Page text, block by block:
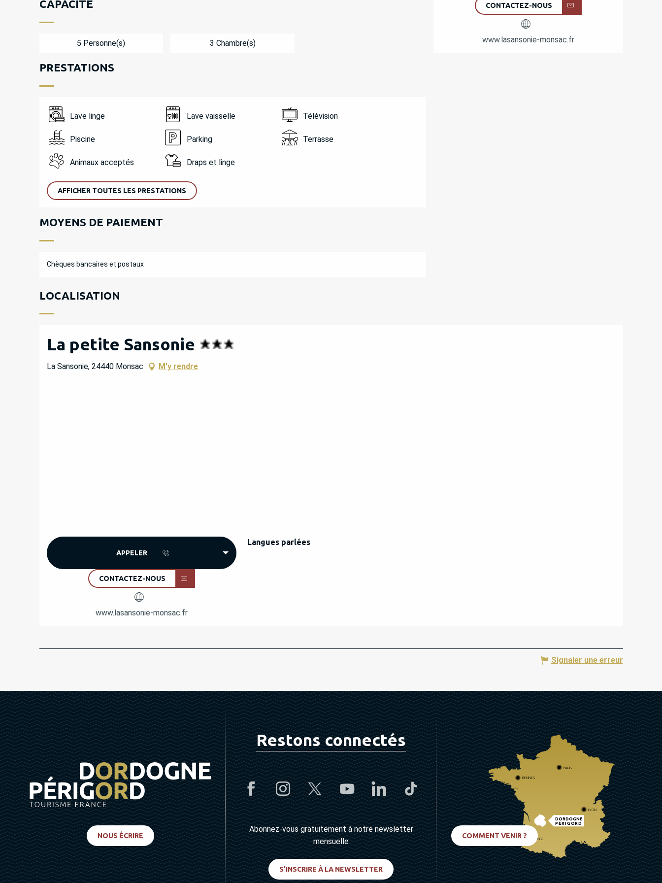
CONTACTEZ-NOUS
www.lasansonie-monsac.fr
CAPACITÉ
5 Personne(s) 3 Chambre(s)
PRESTATIONS
Lave linge Lave vaisselle Télévision
Piscine Parking Terrasse
Animaux acceptés Draps et linge
AFFICHER TOUTES LES PRESTATIONS
MOYENS DE PAIEMENT
Chèques bancaires et postaux
LOCALISATION
La petite Sansonie
La Sansonie, 24440 Monsac M'y rendre
APPELER
CONTACTEZ-NOUS
www.lasansonie-monsac.fr
Langues parlées
Langues parlées
Signaler une erreur
NOUS ÉCRIRE
Restons connectés
Abonnez-vous gratuitement à notre newsletter
mensuelle
S'INSCRIRE À LA NEWSLETTER
DORDOGNE
PÉRIGORD
PARIS
RENNES
LYON
BIARRITZ
COMMENT VENIR ?